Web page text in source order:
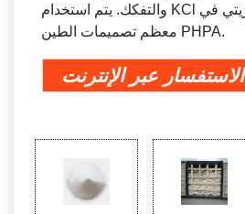
والتفكك. يتم استخدام KCl كمثبط للصخر الزيتي في
معظم تصميمات الطين PHPA.
الاستفسار عبر الإنترنت